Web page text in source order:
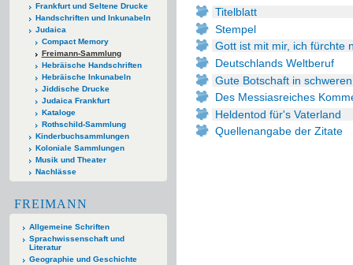
Frankfurt und Seltene Drucke
Handschriften und Inkunabeln
Judaica
Compact Memory
Freimann-Sammlung
Hebräische Handschriften
Hebräische Inkunabeln
Jiddische Drucke
Judaica Frankfurt
Kataloge
Rothschild-Sammlung
Kinderbuchsammlungen
Koloniale Sammlungen
Musik und Theater
Nachlässe
FREIMANN
Allgemeine Schriften
Sprachwissenschaft und
Literatur
Geographie und Geschichte
Titelblatt
Stempel
Gott ist mit mir, ich fürchte
Deutschlands Weltberuf
Gute Botschaft in
Des Messiasreiches
Heldentod für's Vaterland
Quellenangabe der Zitate